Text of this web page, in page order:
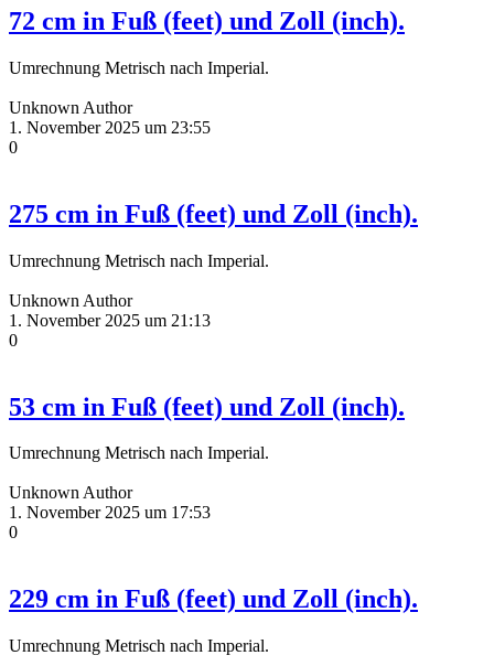
72 cm in Fuß (feet) und Zoll (inch).
Umrechnung Metrisch nach Imperial.
Unknown Author
1. November 2025 um 23:55
0
275 cm in Fuß (feet) und Zoll (inch).
Umrechnung Metrisch nach Imperial.
Unknown Author
1. November 2025 um 21:13
0
53 cm in Fuß (feet) und Zoll (inch).
Umrechnung Metrisch nach Imperial.
Unknown Author
1. November 2025 um 17:53
0
229 cm in Fuß (feet) und Zoll (inch).
Umrechnung Metrisch nach Imperial.